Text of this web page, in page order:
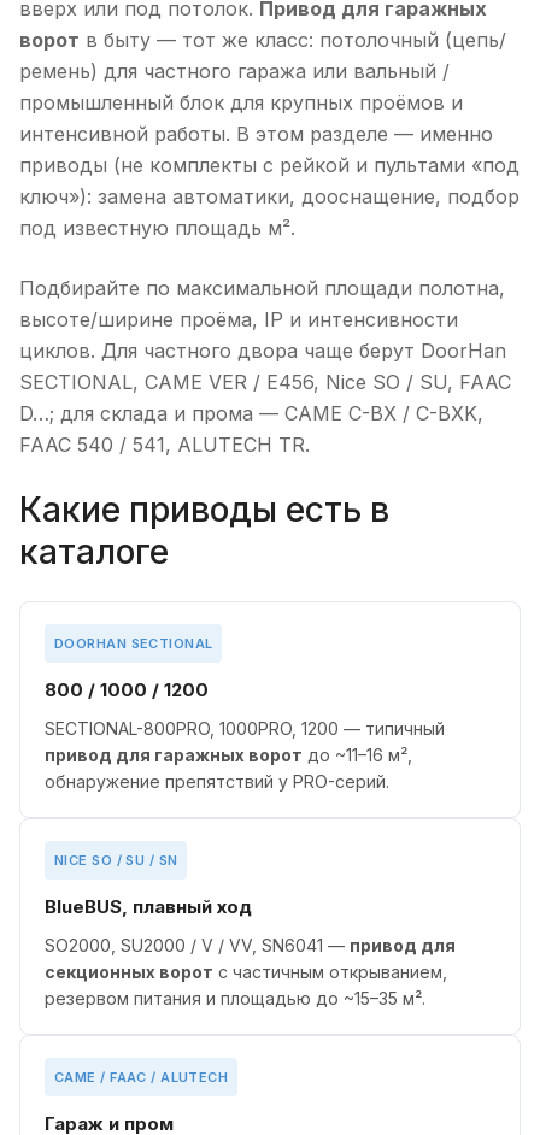
вверх или под потолок. Привод для гаражных
ворот в быту — тот же класс: потолочный (цепь/
ремень) для частного гаража или вальный /
промышленный блок для крупных проёмов и
интенсивной работы. В этом разделе — именно
приводы (не комплекты с рейкой и пультами «под
ключ»): замена автоматики, дооснащение, подбор
под известную площадь м².
Подбирайте по максимальной площади полотна,
высоте/ширине проёма, IP и интенсивности
циклов. Для частного двора чаще берут DoorHan
SECTIONAL, CAME VER / E456, Nice SO / SU, FAAC
D…; для склада и прома — CAME C-BX / C-BXK,
FAAC 540 / 541, ALUTECH TR.
Какие приводы есть в
каталоге
DOORHAN SECTIONAL
800 / 1000 / 1200
SECTIONAL-800PRO, 1000PRO, 1200 — типичный
привод для гаражных ворот до ~11–16 м²,
обнаружение препятствий у PRO-серий.
NICE SO / SU / SN
BlueBUS, плавный ход
SO2000, SU2000 / V / VV, SN6041 — привод для
секционных ворот с частичным открыванием,
резервом питания и площадью до ~15–35 м².
CAME / FAAC / ALUTECH
Гараж и пром